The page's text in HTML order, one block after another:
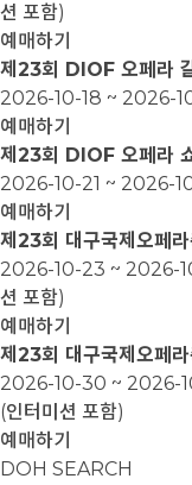
션 포함)
예매하기
제23회 DIOF 오페라
2026-10-18 ~ 2026-
예매하기
제23회 DIOF 오페라
2026-10-21 ~ 2026-
예매하기
제23회 대구국제오페
2026-10-23 ~ 2026-
션 포함)
예매하기
제23회 대구국제오페
2026-10-30 ~ 2026-
(인터미션 포함)
예매하기
DOH SEARCH